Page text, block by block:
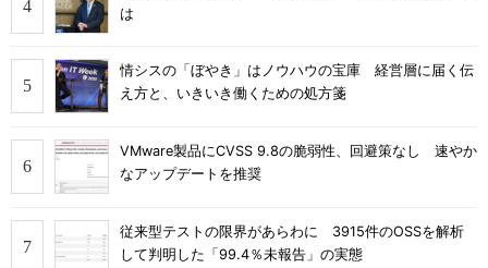
は
情シスの「ぼやき」はノウハウの宝庫 経営層に届く伝
え方と、いきいき働くための処方箋
VMware製品にCVSS 9.8の脆弱性、回避策なし 速やか
なアップデートを推奨
従来型テストの限界があらわに 3915件のOSSを解析
して判明した「99.4％未報告」の実態